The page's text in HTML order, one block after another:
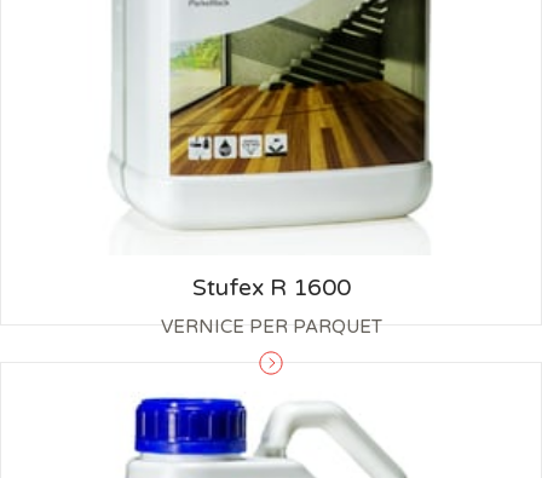
Stufex R 1600
VERNICE PER PARQUET